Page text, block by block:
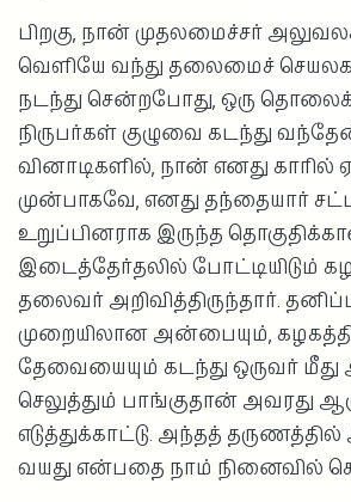
பிறகு, நான் முதலமைச்சர்
வெளியே வந்து தலைமைச்
நடந்து சென்றபோது, ஒரு
நிருபர்கள் குழுவை கடந்து
வினாடிகளில், நான் எனது காரில்
முன்பாகவே, எனது தந்தையார்
உறுப்பினராக இருந்த
இடைத்தேர்தலில் போட்டியிடும்
தலைவர் அறிவித்திருந்தார்.
முறையிலான அன்பையும்,
தேவையையும் கடந்து ஒருவர்
செலுத்தும் பாங்குதான் அவரது
எடுத்துக்காட்டு. அந்தத் தருணத்தில்
வயது என்பதை நாம் நினைவில்